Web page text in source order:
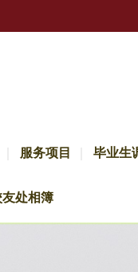
服务项目 毕业生
处相簿